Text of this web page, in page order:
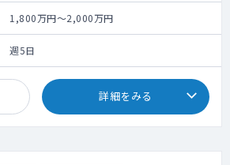
1,800万円～2,000万円
週5日
詳細をみる